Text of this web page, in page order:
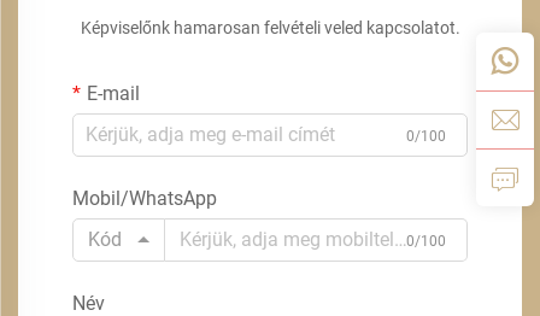
Képviselőnk hamarosan felvételi veled kapcsolatot.
E-mail
0/100
Mobil/WhatsApp
Kód
0/100
Név